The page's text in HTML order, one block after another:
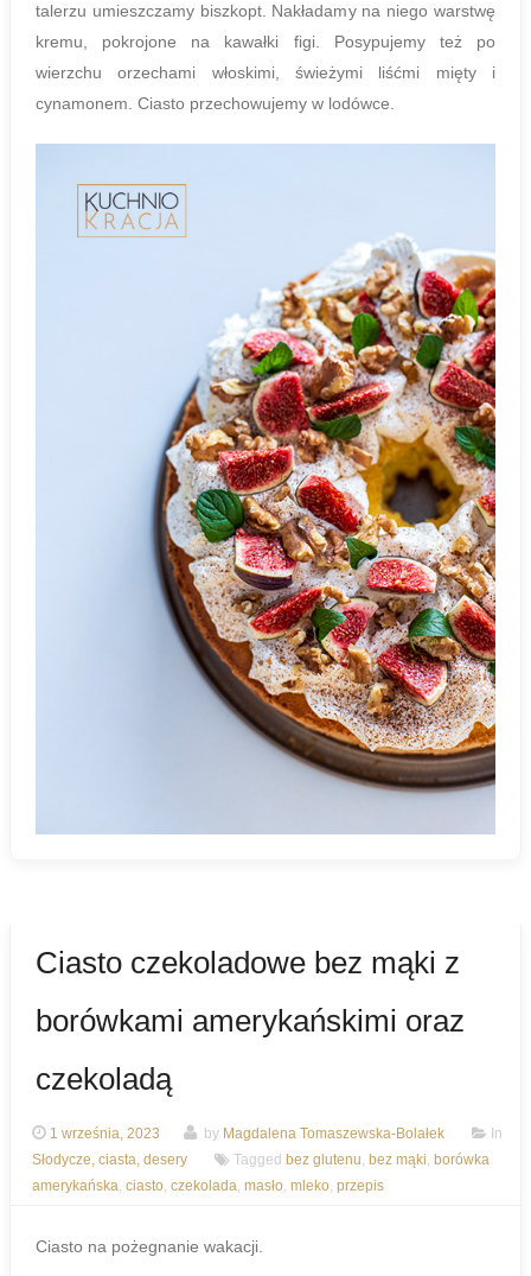
talerzu umieszczamy biszkopt. Nakładamy na niego warstwę
kremu, pokrojone na kawałki figi. Posypujemy też po
wierzchu orzechami włoskimi, świeżymi liśćmi mięty i
cynamonem. Ciasto przechowujemy w lodówce.
Ciasto czekoladowe bez mąki z
borówkami amerykańskimi oraz
czekoladą
1 września, 2023 by Magdalena Tomaszewska-Bolałek
In
Słodycze, ciasta, desery
Tagged bez glutenu, bez mąki, borówka
amerykańska, ciasto, czekolada, masło, mleko, przepis
Ciasto na pożegnanie wakacji.